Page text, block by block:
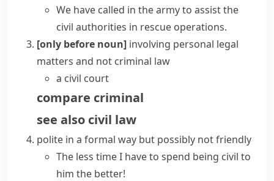
We have called in the army to assist the
civil authorities in rescue operations.
[only before noun] involving personal legal
matters and not criminal law
a civil court
compare criminal
see also civil law
polite in a formal way but possibly not friendly
The less time I have to spend being civil to
him the better!